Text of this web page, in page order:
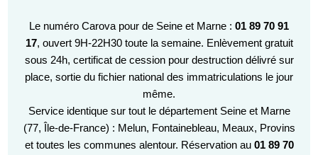
Le numéro Carova pour de Seine et Marne : 01 89 70 91
17, ouvert 9H-22H30 toute la semaine. Enlèvement gratuit
sous 24h, certificat de cession pour destruction délivré sur
place, sortie du fichier national des immatriculations le jour
même.
Service identique sur tout le département Seine et Marne
(77, Île-de-France) : Melun, Fontainebleau, Meaux, Provins
et toutes les communes alentour. Réservation au 01 89 70